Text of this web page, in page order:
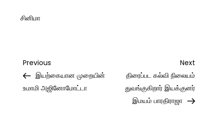
சினிமா
Post
navigation
Previous
Post
Previous
இயற்கையான முறையின்
உமாமி அஜினோமோட்டா
Next
Post
Next
திரைப்பட கல்வி நிலையம்
துவங்குகிறார் இயக்குனர்
இமயம் பாரதிராஜா